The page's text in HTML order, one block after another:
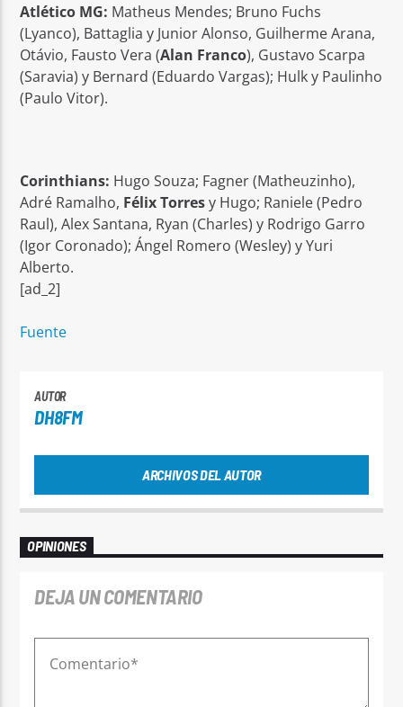
Atlético MG: Matheus Mendes; Bruno Fuchs
(Lyanco), Battaglia y Junior Alonso, Guilherme Arana,
Otávio, Fausto Vera (Alan Franco), Gustavo Scarpa
(Saravia) y Bernard (Eduardo Vargas); Hulk y Paulinho
(Paulo Vitor).
Corinthians: Hugo Souza; Fagner (Matheuzinho),
Adré Ramalho, Félix Torresy Hugo; Raniele (Pedro
Raul), Alex Santana, Ryan (Charles) y Rodrigo Garro
(Igor Coronado); Ángel Romero (Wesley) y Yuri
Alberto.
[ad_2]
Fuente
AUTOR
DH8FM
ARCHIVOS DEL AUTOR
OPINIONES
DEJA UN COMENTARIO